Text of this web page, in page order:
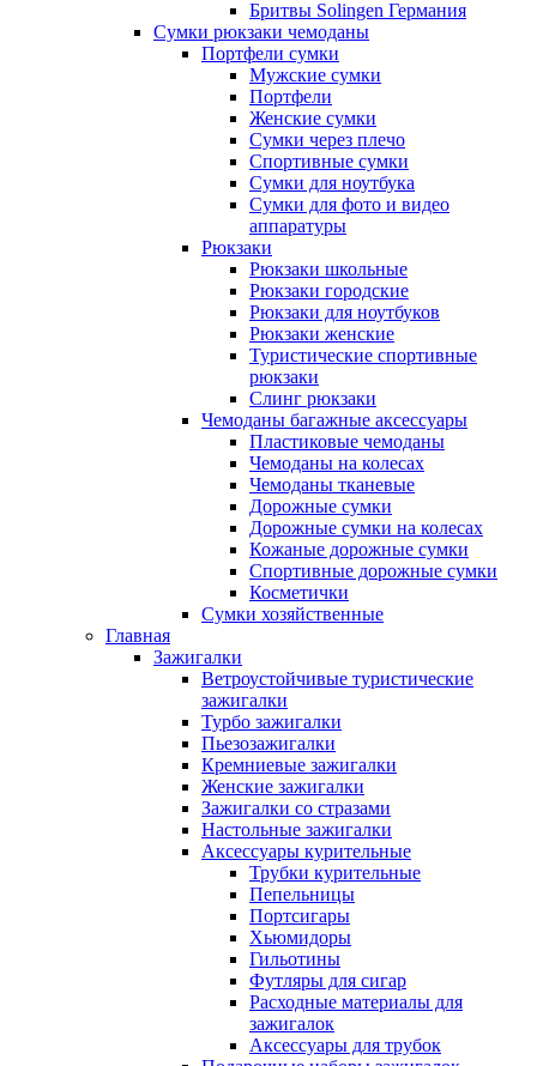
Бритвы Solingen Германия
Сумки рюкзаки чемоданы
Портфели сумки
Мужские сумки
Портфели
Женские сумки
Сумки через плечо
Спортивные сумки
Сумки для ноутбука
Сумки для фото и видео
аппаратуры
Рюкзаки
Рюкзаки школьные
Рюкзаки городские
Рюкзаки для ноутбуков
Рюкзаки женские
Туристические спортивные
рюкзаки
Слинг рюкзаки
Чемоданы багажные аксессуары
Пластиковые чемоданы
Чемоданы на колесах
Чемоданы тканевые
Дорожные сумки
Дорожные сумки на колесах
Кожаные дорожные сумки
Спортивные дорожные сумки
Косметички
Сумки хозяйственные
Главная
Зажигалки
Ветроустойчивые туристические
зажигалки
Турбо зажигалки
Пьезозажигалки
Кремниевые зажигалки
Женские зажигалки
Зажигалки со стразами
Настольные зажигалки
Аксессуары курительные
Трубки курительные
Пепельницы
Портсигары
Хьюмидоры
Гильотины
Футляры для сигар
Расходные материалы для
зажигалок
Аксессуары для трубок